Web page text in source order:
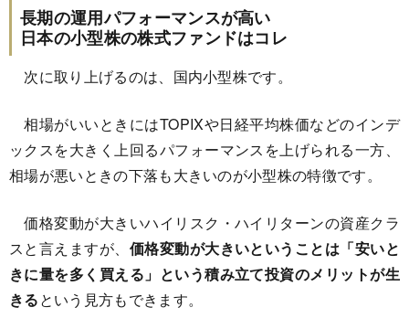
長期の運用パフォーマンスが高い
日本の小型株の株式ファンドはコレ
次に取り上げるのは、国内小型株です。
相場がいいときにはTOPIXや日経平均株価などのインデ
ックスを大きく上回るパフォーマンスを上げられる一方、
相場が悪いときの下落も大きいのが小型株の特徴です。
価格変動が大きいハイリスク・ハイリターンの資産クラ
スと言えますが、 価格変動が大きいということは「安いと
きに量を多く買える」という積み立て投資のメリットが生
きるという見方もできます。